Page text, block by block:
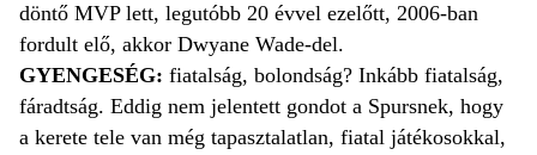
döntő MVP lett, legutóbb 20 évvel ezelőtt, 2006-ban
fordult elő, akkor Dwyane Wade-del.
GYENGESÉG: fiatalság, bolondság? Inkább fiatalság,
fáradtság. Eddig nem jelentett gondot a Spursnek, hogy
a kerete tele van még tapasztalatlan, fiatal játékosokkal,